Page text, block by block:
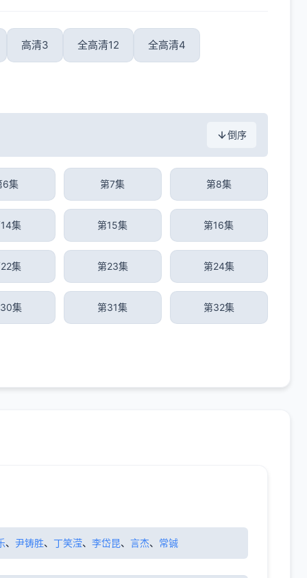
高清3 全高清12 全高清4
倒序
6集 第7集 第8集
集 第15集 第16集
集 第23集 第24集
集 第31集 第32集
、 尹铸胜、 丁笑滢、 李岱昆、 言杰、 常铖